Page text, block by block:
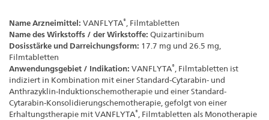
Name Arzneimittel: VANFLYTA® , Filmtabletten
Name des Wirkstoffs / der Wirkstoffe: Quizartinibum
Dosisstärke und Darreichungsform: 17.7 mg und 26.5 mg,
Filmtabletten
Anwendungsgebiet / Indikation: VANFLYTA® , Filmtabletten ist
indiziert in Kombination mit einer Standard-Cytarabin- und
Anthrazyklin-Induktionschemotherapie und einer Standard-
Cytarabin-Konsolidierungschemotherapie, gefolgt von einer
Erhaltungstherapie mit VANFLYTA® , Filmtabletten als Monotherapie